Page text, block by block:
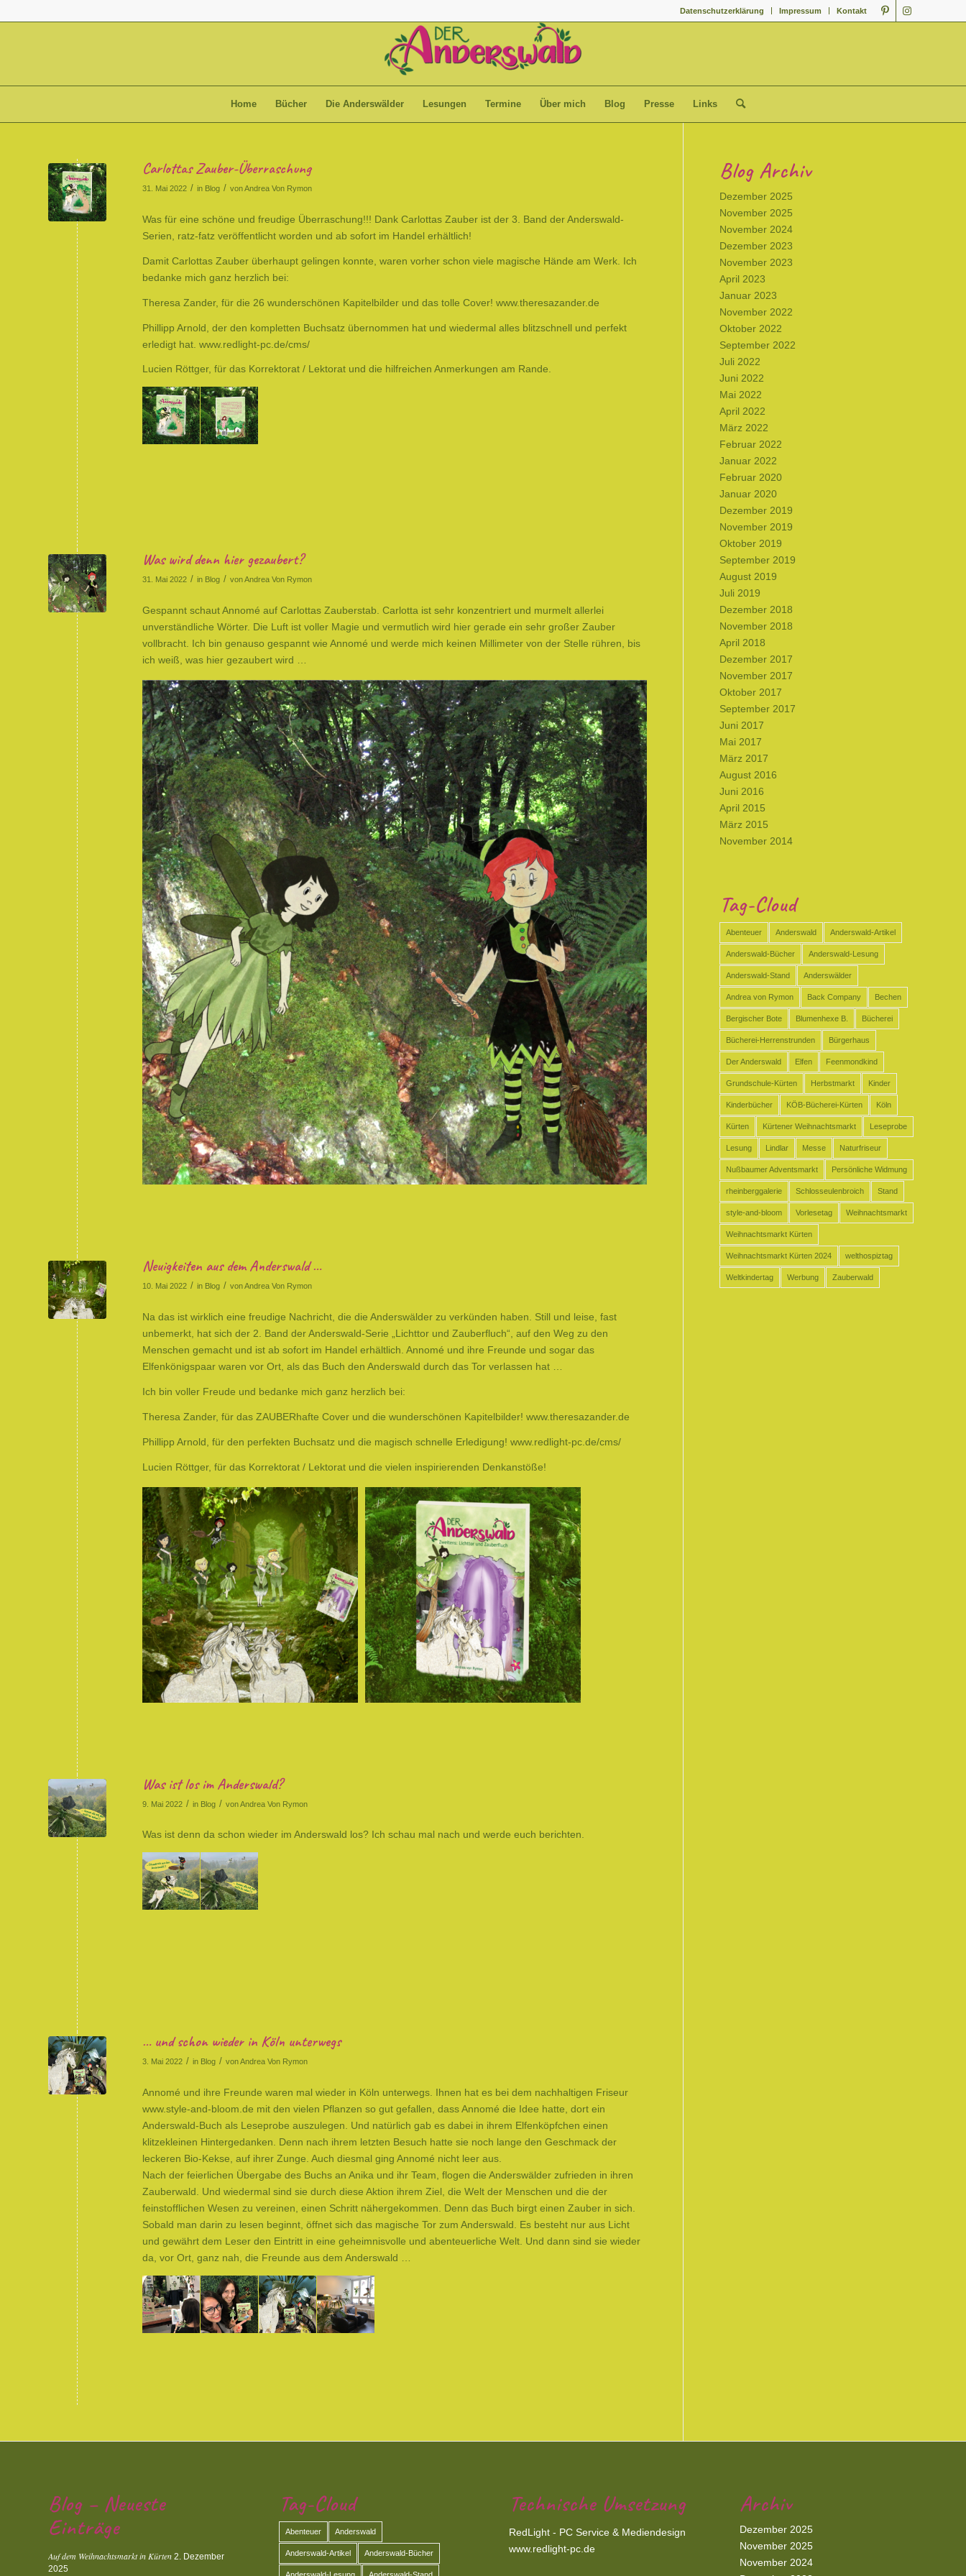
Datenschutzerklärung Impressum Kontakt
Home Bücher Die Anderswälder Lesungen Termine Über mich Blog Presse Links
Carlottas Zauber-Überraschung
31. Mai 2022 / in Blog / vonAndrea Von Rymon
Was für eine schöne und freudige Überraschung!!! Dank Carlottas Zauber ist der 3. Band der Anderswald-
Serien, ratz-fatz veröffentlicht worden und ab sofort im Handel erhältlich!
Damit Carlottas Zauber überhaupt gelingen konnte, waren vorher schon viele magische Hände am Werk. Ich
bedanke mich ganz herzlich bei:
Theresa Zander, für die 26 wunderschönen Kapitelbilder und das tolle Cover! www.theresazander.de
Phillipp Arnold, der den kompletten Buchsatz übernommen hat und wiedermal alles blitzschnell und perfekt
erledigt hat. www.redlight-pc.de/cms/
Lucien Röttger, für das Korrektorat / Lektorat und die hilfreichen Anmerkungen am Rande.
Was wird denn hier gezaubert?
31. Mai 2022 / in Blog / vonAndrea Von Rymon
Gespannt schaut Annomé auf Carlottas Zauberstab. Carlotta ist sehr konzentriert und murmelt allerlei
unverständliche Wörter. Die Luft ist voller Magie und vermutlich wird hier gerade ein sehr großer Zauber
vollbracht. Ich bin genauso gespannt wie Annomé und werde mich keinen Millimeter von der Stelle rühren, bis
ich weiß, was hier gezaubert wird …
Neuigkeiten aus dem Anderswald …
10. Mai 2022 / in Blog / vonAndrea Von Rymon
Na das ist wirklich eine freudige Nachricht, die die Anderswälder zu verkünden haben. Still und leise, fast
unbemerkt, hat sich der 2. Band der Anderswald-Serie „Lichttor und Zauberfluch“, auf den Weg zu den
Menschen gemacht und ist ab sofort im Handel erhältlich. Annomé und ihre Freunde und sogar das
Elfenkönigspaar waren vor Ort, als das Buch den Anderswald durch das Tor verlassen hat …
Ich bin voller Freude und bedanke mich ganz herzlich bei:
Theresa Zander, für das ZAUBERhafte Cover und die wunderschönen Kapitelbilder! www.theresazander.de
Phillipp Arnold, für den perfekten Buchsatz und die magisch schnelle Erledigung! www.redlight-pc.de/cms/
Lucien Röttger, für das Korrektorat / Lektorat und die vielen inspirierenden Denkanstöße!
Was ist los im Anderswald?
9. Mai 2022 / in Blog / vonAndrea Von Rymon
Was ist denn da schon wieder im Anderswald los? Ich schau mal nach und werde euch berichten.
… und schon wieder in Köln unterwegs
3. Mai 2022 / in Blog / vonAndrea Von Rymon
Annomé und ihre Freunde waren mal wieder in Köln unterwegs. Ihnen hat es bei dem nachhaltigen Friseur
www.style-and-bloom.de mit den vielen Pflanzen so gut gefallen, dass Annomé die Idee hatte, dort ein
Anderswald-Buch als Leseprobe auszulegen. Und natürlich gab es dabei in ihrem Elfenköpfchen einen
klitzekleinen Hintergedanken. Denn nach ihrem letzten Besuch hatte sie noch lange den Geschmack der
leckeren Bio-Kekse, auf ihrer Zunge. Auch diesmal ging Annomé nicht leer aus.
Nach der feierlichen Übergabe des Buchs an Anika und ihr Team, flogen die Anderswälder zufrieden in ihren
Zauberwald. Und wiedermal sind sie durch diese Aktion ihrem Ziel, die Welt der Menschen und die der
feinstofflichen Wesen zu vereinen, einen Schritt nähergekommen. Denn das Buch birgt einen Zauber in sich.
Sobald man darin zu lesen beginnt, öffnet sich das magische Tor zum Anderswald. Es besteht nur aus Licht
und gewährt dem Leser den Eintritt in eine geheimnisvolle und abenteuerliche Welt. Und dann sind sie wieder
da, vor Ort, ganz nah, die Freunde aus dem Anderswald …
Blog Archiv
Dezember 2025
November 2025
November 2024
Dezember 2023
November 2023
April 2023
Januar 2023
November 2022
Oktober 2022
September 2022
Juli 2022
Juni 2022
Mai 2022
April 2022
März 2022
Februar 2022
Januar 2022
Februar 2020
Januar 2020
Dezember 2019
November 2019
Oktober 2019
September 2019
August 2019
Juli 2019
Dezember 2018
November 2018
April 2018
Dezember 2017
November 2017
Oktober 2017
September 2017
Juni 2017
Mai 2017
März 2017
August 2016
Juni 2016
April 2015
März 2015
November 2014
Tag-Cloud
Abenteuer Anderswald Anderswald-Artikel
Anderswald-Bücher Anderswald-Lesung
Anderswald-Stand Anderswälder
Andrea von Rymon Back Company Bechen
Bergischer Bote Blumenhexe B. Bücherei
Bücherei-Herrenstrunden Bürgerhaus
Der Anderswald Elfen Feenmondkind
Grundschule-Kürten Herbstmarkt Kinder
Kinderbücher KÖB-Bücherei-Kürten Köln
Kürten Kürtener Weihnachtsmarkt Leseprobe
Lesung Lindlar Messe Naturfriseur
Nußbaumer Adventsmarkt Persönliche Widmung
rheinberggalerie Schlosseulenbroich Stand
style-and-bloom Vorlesetag Weihnachtsmarkt
Weihnachtsmarkt Kürten
Weihnachtsmarkt Kürten 2024 welthospiztag
Weltkindertag Werbung Zauberwald
Blog – Neueste
Einträge
Auf dem Weihnachtsmarkt in Kürten 2. Dezember
2025
Tag-Cloud
Abenteuer Anderswald
Anderswald-Artikel Anderswald-Bücher
Technische Umsetzung
RedLight - PC Service & Mediendesign
www.redlight-pc.de
Archiv
Dezember 2025
November 2025
November 2024